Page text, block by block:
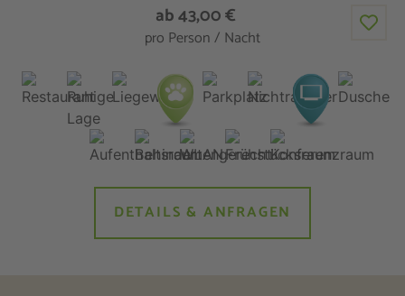
ab 43,00 €
pro Person / Nacht
DETAILS & ANFRAGEN